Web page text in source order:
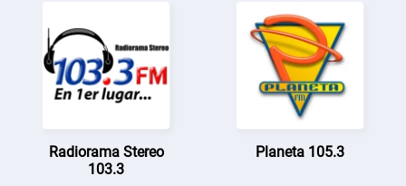
Radiorama Stereo
103.3
Planeta 105.3